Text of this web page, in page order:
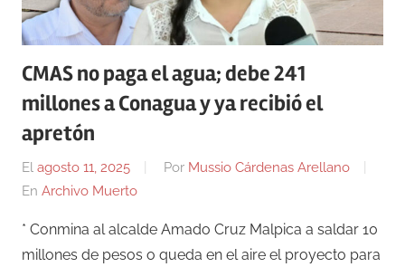
CMAS no paga el agua; debe 241
millones a Conagua y ya recibió el
apretón
El agosto 11, 2025 Por Mussio Cárdenas Arellano
En Archivo Muerto
* Conmina al alcalde Amado Cruz Malpica a saldar 10
millones de pesos o queda en el aire el proyecto para